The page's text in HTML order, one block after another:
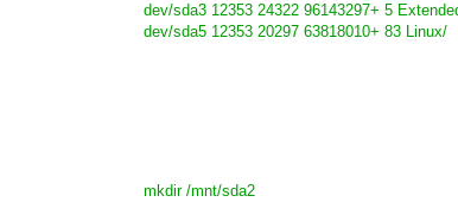
/dev/sda5 12353 20297 63818010+ 83 Linux
mkdir /mnt/sda2